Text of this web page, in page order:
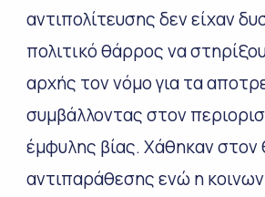
αντιπολίτευσης δεν είχαν
πολιτικό θάρρος να
αρχής τον νόμο για τα
συμβάλλοντας στον
έμφυλης βίας. Χάθηκαν στον
αντιπαράθεσης ενώ η